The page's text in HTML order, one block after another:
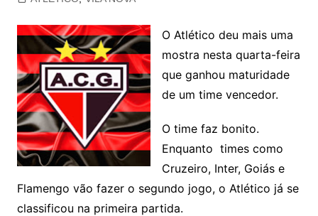
O Atlético deu mais uma
mostra nesta quarta-feira
que ganhou maturidade
de um time vencedor.
O time faz bonito.
Enquanto times como
Cruzeiro, Inter, Goiás e
Flamengo vão fazer o segundo jogo, o Atlético já se
classificou na primeira partida.